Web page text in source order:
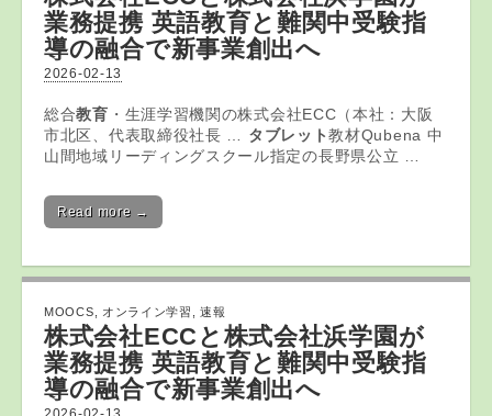
業務提携 英語教育と難関中受験指
導の融合で新事業創出へ
2026-02-13
総合教育 ・生涯学習機関の株式会社ECC（本社：大阪
市北区、代表取締役社長 … タブレット教材Qubena 中
山間地域リーディングスクール指定の長野県公立 …
Read more →
MOOCS オンライン学習 ,速報
株式会社ECCと株式会社浜学園が
業務提携 英語教育と難関中受験指
導の融合で新事業創出へ